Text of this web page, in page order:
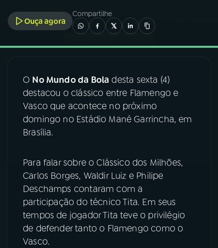
04 PROGRAMAS
05PODCASTS
06VIDEOCASTS
07 ÚLTIMAS
08FESTIVAL DE MÚSICA
Ouça agora
Compartilhe
O No Mundo da Bola desta sexta (4)
destacou o clássico entre Flamengo e
Vasco que acontece no próximo
domingo no Estádio Mané Garrincha, em
Brasília.
Para falar sobre o Clássico dos Milhões,
Carlos Borges, Waldir Luiz e Philipe
Deschamps contaram com a
participação do técnico Tita. Em seus
tempos de jogador Tita teve o privilégio
de defender tanto o Flamengo como o
Vasco.